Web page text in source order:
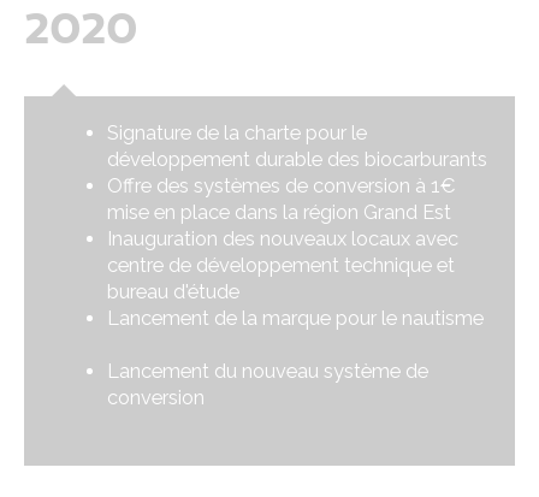
2020
Signature de la charte pour le
développement durable des biocarburants
Offre des systèmes de conversion à 1€
mise en place dans la région Grand Est
Inauguration des nouveaux locaux avec
centre de développement technique et
bureau d'étude
Lancement de la marque pour le nautisme
Lancement du nouveau système de
conversion